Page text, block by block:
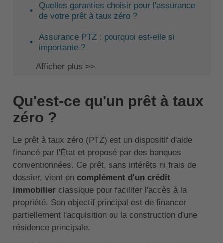
Quelles garanties choisir pour l'assurance
de votre prêt à taux zéro ?
Assurance PTZ : pourquoi est-elle si
importante ?
Afficher plus >>
Qu'est-ce qu'un prêt à taux
zéro ?
Le prêt à taux zéro (PTZ) est un dispositif d'aide
financé par l'État et proposé par des banques
conventionnées. Ce prêt, sans intérêts ni frais de
dossier, vient en complément d'un crédit
immobilierclassique pour faciliter l'accès à la
propriété. Son objectif principal est de financer
partiellement l'acquisition ou la construction d'une
résidence principale.